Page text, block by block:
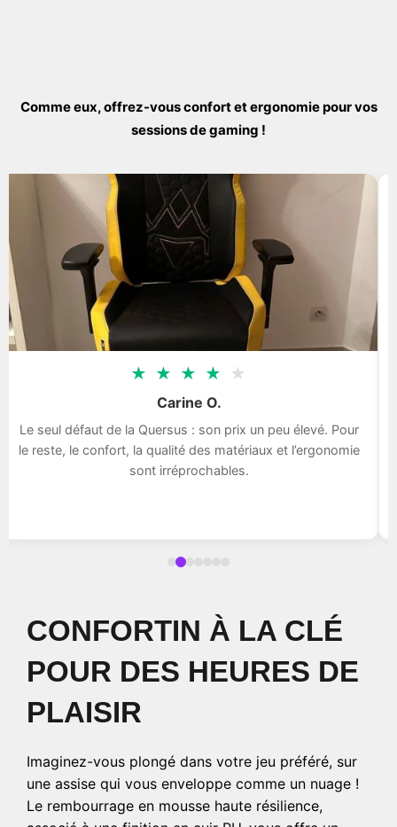
Comme eux, offrez-vous confort et ergonomie pour vos
sessions de gaming !
★ ★ ★ ★ ★
Carine O.
Le seul défaut de la Quersus : son prix un peu élevé. Pour
le reste, le confort, la qualité des matériaux et l’ergonomie
sont irréprochables.
CONFORTIN À LA CLÉ
POUR DES HEURES DE
PLAISIR
Imaginez-vous plongé dans votre jeu préféré, sur
une assise qui vous enveloppe comme un nuage !
Le rembourrage en mousse haute résilience,